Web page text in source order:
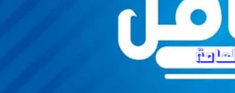
العلمي - الأحياء - مجموعة امتحانات تجريبية للفصل الأول لعام 2021